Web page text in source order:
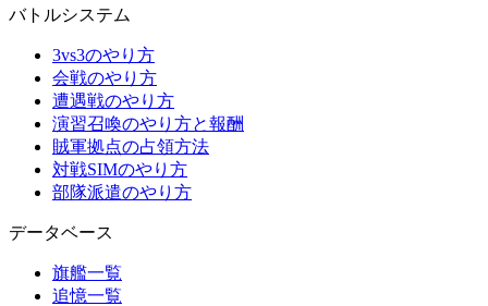
バトルシステム
3vs3のやり方
会戦のやり方
遭遇戦のやり方
演習召喚のやり方と報酬
賊軍拠点の占領方法
対戦SIMのやり方
部隊派遣のやり方
データベース
旗艦一覧
追憶一覧